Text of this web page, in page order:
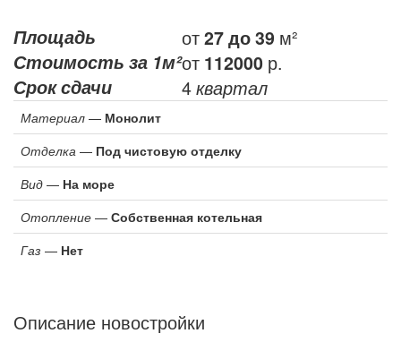
Площадь от27до 39 м²
Стоимость за 1м²от 112000 р.
Срок сдачи 4квартал
Материал — Монолит
Отделка — Под чистовую отделку
Вид — На море
Отопление — Собственная котельная
Газ — Нет
Описание новостройки